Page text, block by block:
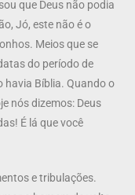
que Deus não podia
Jó, este não é o
Meios que se
do período de
havia Bíblia. Quando o
nós dizemos: Deus
É lá que você
e tribulações.